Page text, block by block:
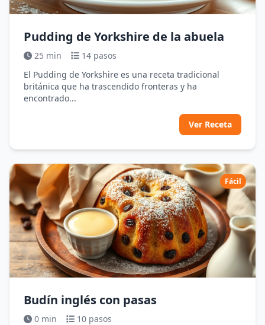
Pudding de Yorkshire de la abuela
25 min
14 pasos
El Pudding de Yorkshire es una receta tradicional
británica que ha trascendido fronteras y ha
encontrado...
Ver Receta
Fácil
Budín inglés con pasas
0 min
10 pasos